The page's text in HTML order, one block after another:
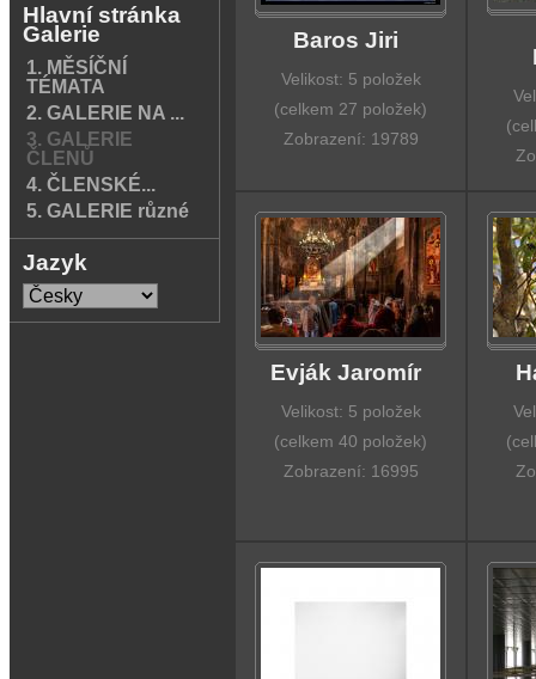
Hlavní stránka
Galerie
1. MĚSÍČNÍ
TÉMATA
2. GALERIE NA ...
3. GALERIE
ČLENŮ
4. ČLENSKÉ...
5. GALERIE různé
Jazyk
Baros Jiri
Velikost: 5 položek
(celkem 27 položek)
Zobrazení: 19789
Evják Jaromír
Velikost: 5 položek
(celkem 40 položek)
Zobrazení: 16995